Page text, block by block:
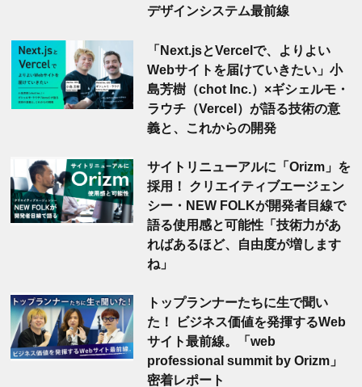
デザインシステム最前線
「Next.jsとVercelで、よりよい
Webサイトを届けていきたい」小
島芳樹（chot Inc.）×ギシェルモ・
ラウチ（Vercel）が語る技術の意
義と、これからの開発
サイトリニューアルに「Orizm」を
採用！ クリエイティブエージェン
シー・NEW FOLKが開発者目線で
語る使用感と可能性「技術力があ
ればあるほど、自由度が増します
ね」
トップランナーたちに生で聞い
た！ ビジネス価値を発揮するWeb
サイト最前線。「web
professional summit by Orizm」
密着レポート